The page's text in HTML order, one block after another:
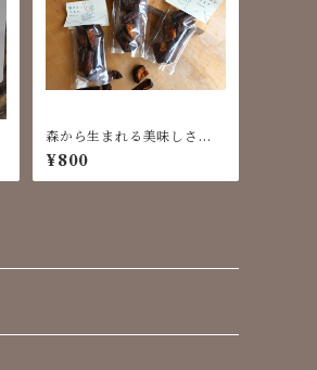
森から生まれる美味しさ
『薪カヌレラスク』 1袋
¥800